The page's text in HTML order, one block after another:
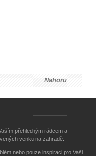
Nahoru
přehledným rádcem a
venku na zahradě.
nebo pouze inspiraci pro Vaši